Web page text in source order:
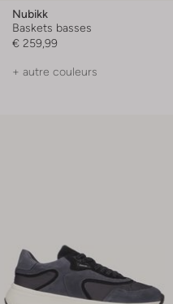
Nubikk
Baskets basses
€ 259,99
+ autre couleurs